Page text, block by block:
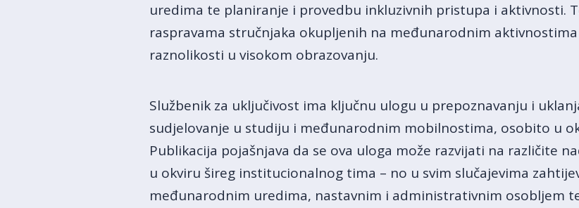
uredima te planiranje i provedbu inkluzivnih pristupa i aktivnosti.
raspravama stručnjaka okupljenih na međunarodnim
raznolikosti u visokom obrazovanju.
Službenik za uključivost ima ključnu ulogu u prepoznavanju i
sudjelovanje u studiju i međunarodnim mobilnostima, osobito u
Publikacija pojašnjava da se ova uloga može razvijati na različite
u okviru šireg institucionalnog tima – no u svim slučajevima
međunarodnim uredima, nastavnim i administrativnim osobljem